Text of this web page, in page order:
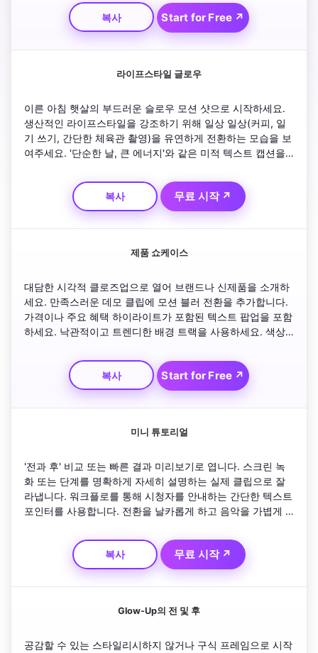
도록 초대하는 매력적인 아우트로 라인으로 마무리합니다.
TikTok이나 Instagram 릴의 속도를 유지하세요.
복사 Start for Free ↗
라이프스타일 글로우
이른 아침 햇살의 부드러운 슬로우 모션 샷으로 시작하세요.
생산적인 라이프스타일을 강조하기 위해 일상 일상(커피, 일
기 쓰기, 간단한 체육관 촬영)을 유연하게 전환하는 모습을 보
여주세요. '단순한 날, 큰 에너지'와 같은 미적 텍스트 캡션을
유지하세요. 메시지가 긍정성과 차분한 에너지를 촉진하므로
페이드아웃으로 마무리하세요.
복사 무료 시작 ↗
제품 쇼케이스
대담한 시각적 클로즈업으로 열어 브랜드나 신제품을 소개하
세요. 만족스러운 데모 클립에 모션 블러 전환을 추가합니다.
가격이나 주요 혜택 하이라이트가 포함된 텍스트 팝업을 포함
하세요. 낙관적이고 트렌디한 배경 트랙을 사용하세요. 색상
자세히 알아보거나 구매하도록 격려하는 선명한 CTA 화면으
로 마무리합니다.
복사 Start for Free ↗
미니 튜토리얼
'전과 후' 비교 또는 빠른 결과 미리보기로 엽니다. 스크린 녹
화 또는 단계를 명확하게 자세히 설명하는 실제 클립으로 잘
라냅니다. 워크플로를 통해 시청자를 안내하는 간단한 텍스트
포인터를 사용합니다. 전환을 날카롭게 하고 음악을 가볍게
가하여 스타일을 향상시킵니다. 30초 이내에 만족스러운 변
신으로 마무리하세요.
복사 무료 시작 ↗
Glow-Up의 전 및 후
공감할 수 있는 스타일리시하지 않거나 구식 프레임으로 시작